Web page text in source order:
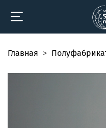
Главная